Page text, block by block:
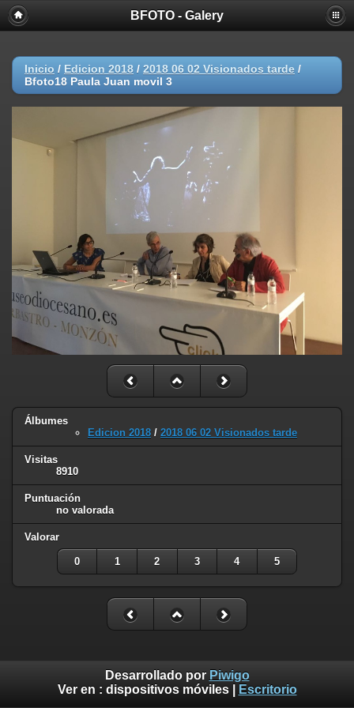
BFOTO - Galery
Inicio / Edicion 2018 / 2018 06 02 Visionados tarde /
Bfoto18 Paula Juan movil 3
Álbumes
Edicion 2018 / 2018 06 02 Visionados tarde
Visitas
8910
Puntuación
no valorada
Valorar
0 1 2 3 4 5
Desarrollado por Piwigo
Ver en : dispositivos móviles| Escritorio